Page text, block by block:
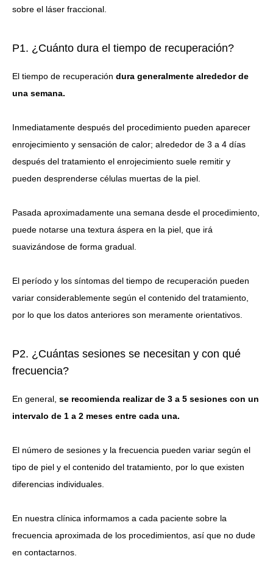
sobre el láser fraccional.
P1. ¿Cuánto dura el tiempo de recuperación?
El tiempo de recuperación dura generalmente alrededor de
una semana.
Inmediatamente después del procedimiento pueden aparecer
enrojecimiento y sensación de calor; alrededor de 3 a 4 días
después del tratamiento el enrojecimiento suele remitir y
pueden desprenderse células muertas de la piel.
Pasada aproximadamente una semana desde el procedimiento,
puede notarse una textura áspera en la piel, que irá
suavizándose de forma gradual.
El período y los síntomas del tiempo de recuperación pueden
variar considerablemente según el contenido del tratamiento,
por lo que los datos anteriores son meramente orientativos.
P2. ¿Cuántas sesiones se necesitan y con qué
frecuencia?
En general, se recomienda realizar de 3 a 5 sesiones con un
intervalo de 1 a 2 meses entre cada una.
El número de sesiones y la frecuencia pueden variar según el
tipo de piel y el contenido del tratamiento, por lo que existen
diferencias individuales.
En nuestra clínica informamos a cada paciente sobre la
frecuencia aproximada de los procedimientos, así que no dude
en contactarnos.